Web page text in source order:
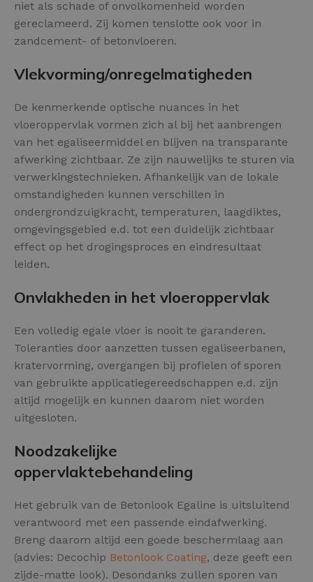
niet als schade of onvolkomenheid worden
gereclameerd. Zij komen tenslotte ook voor in
zandcement- of betonvloeren.
Vlekvorming/onregelmatigheden
De kenmerkende optische nuances in het
vloeroppervlak vormen zich al bij het aanbrengen
van het egaliseermiddel en blijven na transparante
afwerking zichtbaar. Ze zijn nauwelijks te sturen via
verwerkingstechnieken. Afhankelijk van de lokale
omstandigheden kunnen verschillen in
ondergrondzuigkracht, temperaturen, laagdiktes,
omgevingsgebied e.d. tot een duidelijk zichtbaar
effect op het drogingsproces en eindresultaat
leiden.
Onvlakheden in het vloeroppervlak
Een volledig egale vloer is nooit te garanderen.
Toleranties door aanzetten tussen egaliseerbanen,
kratervorming, overgangen bij profielen of sporen
van gebruikte applicatiegereedschappen e.d. zijn
altijd mogelijk en kunnen daarom niet worden
uitgesloten.
Noodzakelijke
oppervlaktebehandeling
Het gebruik van de Betonlook Egaline is uitsluitend
verantwoord met een passende eindafwerking.
Breng daarom altijd een goede beschermlaag aan
(advies: Decochip Betonlook Coating, deze geeft een
zijde-matte look). Desondanks zullen sporen van